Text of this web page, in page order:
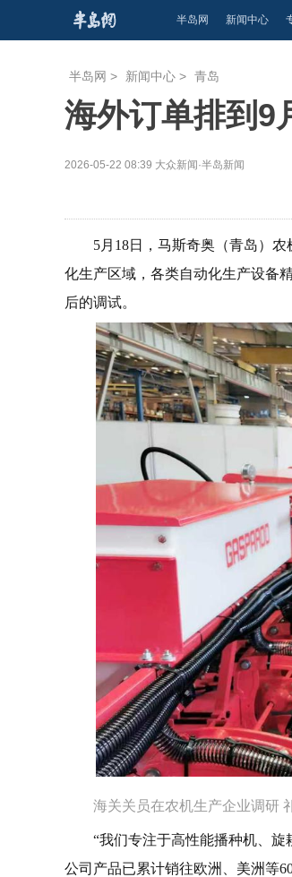
半岛网 新闻中心
半岛网 > 新闻中心 > 青岛
海外订单排到9
2026-05-22 08:39 大众新闻·半岛新闻
5月18日，马斯奇奥（青岛）
化生产区域，各类自动化生产设备
后的调试。
海关关员在农机生产企业调研
“我们专注于高性能播种机、
公司产品已累计销往欧洲、美洲等